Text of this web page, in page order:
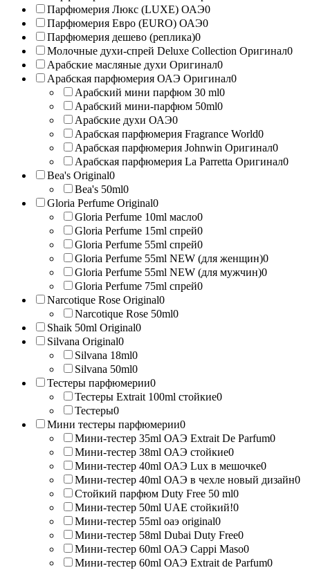
Парфюмерия Люкс (LUXE) ОАЭ0
Парфюмерия Евро (EURO) ОАЭ0
Парфюмерия дешево (реплика)0
Молочные духи-спрей Deluxe Collection Оригинал0
Арабские масляные духи Оригинал0
Арабская парфюмерия ОАЭ Оригинал0
Арабский мини парфюм 30 ml0
Арабский мини-парфюм 50ml0
Арабские духи ОАЭ0
Арабская парфюмерия Fragrance World0
Арабская парфюмерия Johnwin Оригинал0
Арабская парфюмерия La Parretta Оригинал0
Bea's Original0
Bea's 50ml0
Gloria Perfume Original0
Gloria Perfume 10ml масло0
Gloria Perfume 15ml спрей0
Gloria Perfume 55ml спрей0
Gloria Perfume 55ml NEW (для женщин)0
Gloria Perfume 55ml NEW (для мужчин)0
Gloria Perfume 75ml спрей0
Narcotique Rose Original0
Narcotique Rose 50ml0
Shaik 50ml Original0
Silvana Original0
Silvana 18ml0
Silvana 50ml0
Тестеры парфюмерии0
Тестеры Extrait 100ml стойкие0
Тестеры0
Мини тестеры парфюмерии0
Мини-тестер 35ml ОАЭ Extrait De Parfum0
Мини-тестер 38ml ОАЭ стойкие0
Мини-тестер 40ml ОАЭ Lux в мешочке0
Мини-тестер 40ml ОАЭ в чехле новый дизайн0
Стойкий парфюм Duty Free 50 ml0
Мини-тестер 50ml UAE стойкий!0
Мини-тестер 55ml оаэ original0
Мини-тестер 58ml Dubai Duty Free0
Мини-тестер 60ml ОАЭ Cappi Maso0
Мини-тестер 60ml ОАЭ Extrait de Parfum0